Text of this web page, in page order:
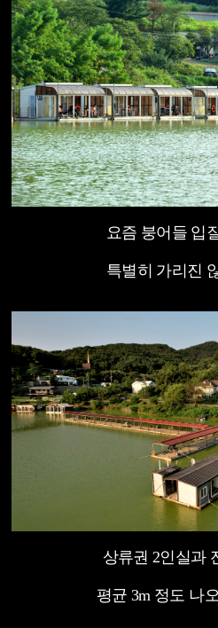
요즘 붕어들 입
특별히 가리진
상류권 2인실과
평균 3m 정도 나